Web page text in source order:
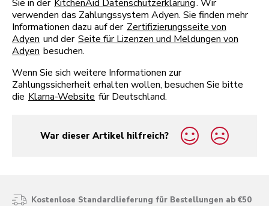
Sie in der KitchenAid Datenschutzerklärung. Wir
verwenden das Zahlungssystem Adyen. Sie finden mehr
Informationen dazu auf der Zertifizierungsseite von
Adyen und der Seite für Lizenzen und Meldungen von
Adyen besuchen.
Wenn Sie sich weitere Informationen zur
Zahlungssicherheit erhalten wollen, besuchen Sie bitte
die Klarna-Website für Deutschland.
War dieser Artikel hilfreich?
yes
no
Kostenlose Standardlieferung für Bestellungen ab €50